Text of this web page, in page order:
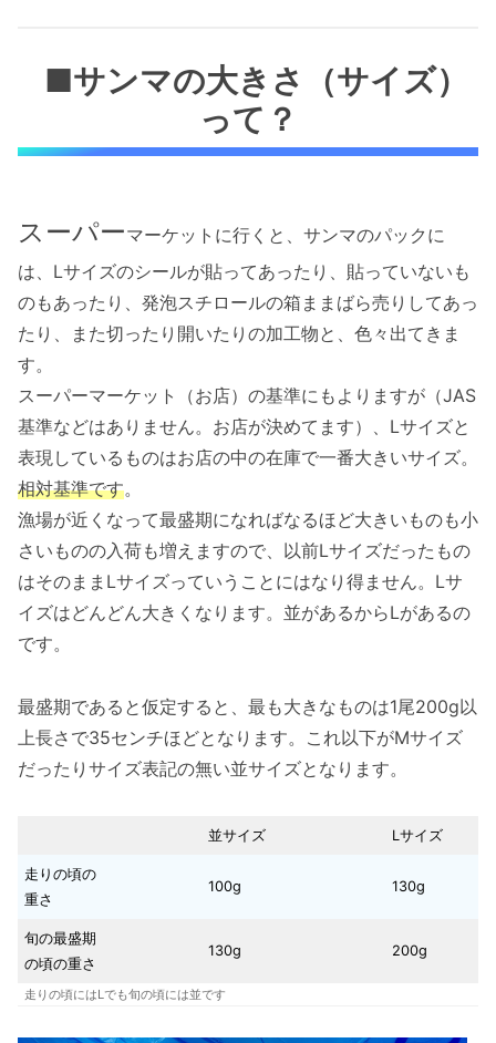
■サンマの大きさ（サイズ）
って？
スーパーマーケットに行くと、サンマのパックに
は、Lサイズのシールが貼ってあったり、貼っていないも
のもあったり、発泡スチロールの箱ままばら売りしてあっ
たり、また切ったり開いたりの加工物と、色々出てきま
す。
スーパーマーケット（お店）の基準にもよりますが（JAS
基準などはありません。お店が決めてます）、Lサイズと
表現しているものはお店の中の在庫で一番大きいサイズ。
相対基準です。
漁場が近くなって最盛期になればなるほど大きいものも小
さいものの入荷も増えますので、以前Lサイズだったもの
はそのままLサイズっていうことにはなり得ません。Lサ
イズはどんどん大きくなります。並があるからLがあるの
です。
最盛期であると仮定すると、最も大きなものは1尾200g以
上長さで35センチほどとなります。これ以下がMサイズ
だったりサイズ表記の無い並サイズとなります。
並サイズ Lサイズ
走りの頃の
重さ
100g 130g
旬の最盛期
の頃の重さ
130g 200g
走りの頃にはLでも旬の頃には並です